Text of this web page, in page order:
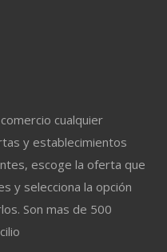
cualquier
y establecimientos
escoge la oferta que
y selecciona la opción
Son mas de 500